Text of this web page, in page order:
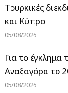
Tουρκικές
και Κύπρο
05/08/2026
Για το έγκλημα
Αναξαγόρα το
05/08/2026